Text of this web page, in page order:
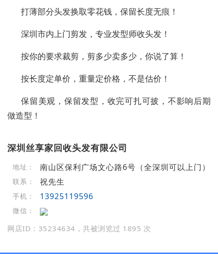
打薄部分头发换取零花钱，保留长度无痕！
深圳市内上门剪发，专业发型师收头发！
按你的要求裁剪，剪多少卖多少，你说了算！
按长度定单价，重量定价格，不是估价！
保留美观，保留发型，收完可扎可披，不影响后期
做造型！
深圳丝享家回收头发有限公司
地址： 南山区保利广场文心路6号（全深圳可以上门）
联系： 祝先生
手机： 13925119596
微信：
网店ID：35234634，共被浏览过 1895 次